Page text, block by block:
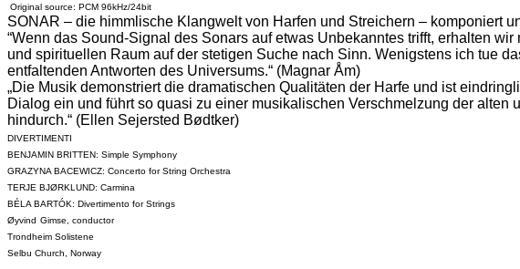
Original source: PCM 96kHz/24bit
SONAR – die himmlische Klangwelt von Harfen und Streichern – komponiert
“Wenn das Sound-Signal des Sonars auf etwas Unbekanntes trifft, erhalten
und spirituellen Raum auf der stetigen Suche nach Sinn. Wenigstens ich tue
entfaltenden Antworten des Universums.“ (Magnar Åm)
„Die Musik demonstriert die dramatischen Qualitäten der Harfe und ist
Dialog ein und führt so quasi zu einer musikalischen Verschmelzung der
hindurch.“ (Ellen Sejersted Bødtker)
DIVERTIMENTI
BENJAMIN BRITTEN: Simple Symphony
GRAZYNA BACEWICZ: Concerto for String Orchestra
TERJE BJØRKLUND: Carmina
BÉLA BARTÓK: Divertimento for Strings
Øyvind Gimse , conductor
Trondheim Solistene
Selbu Church, Norway